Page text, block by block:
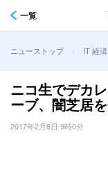
一覧
ニューストップ > IT 経
ニコ生でデカ
ーブ、闇芝居
2017年2月8日 9時0分